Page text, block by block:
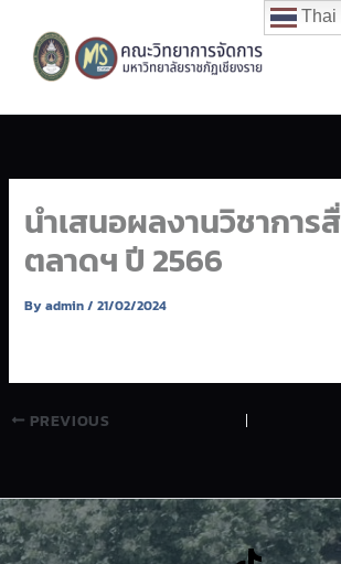
content
นำเสนอผลงานวิชาการ
ตลาดฯ ปี 2566
Byadmin/21/02/2024
PREVIOUS
Thai